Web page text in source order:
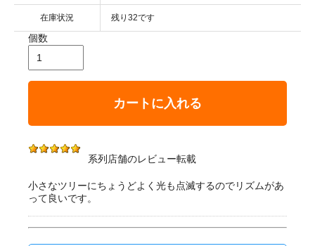
在庫状況 残り32です
個数
カートに入れる
系列店舗のレビュー転載
小さなツリーにちょうどよく光も点滅するのでリズムがあ
って良いです。